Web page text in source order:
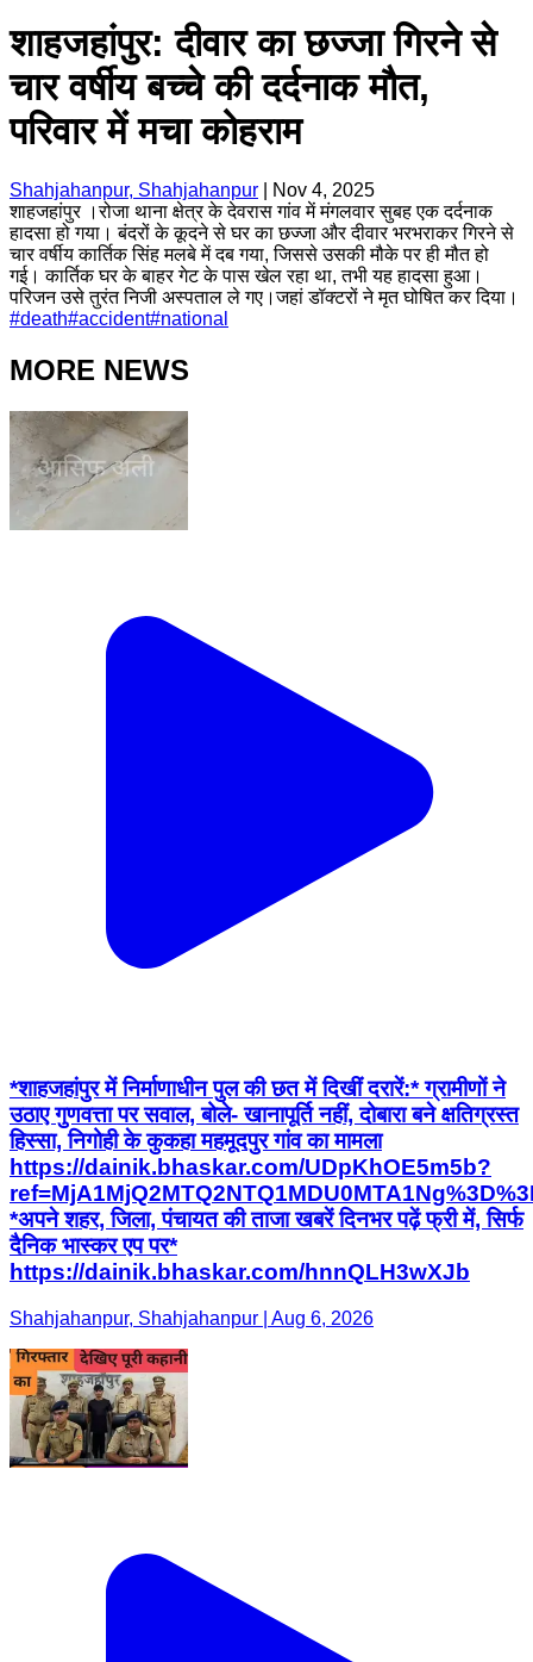
शाहजहांपुर: दीवार का छज्जा गिरने से
चार वर्षीय बच्चे की दर्दनाक मौत,
परिवार में मचा कोहराम
Shahjahanpur, Shahjahanpur
Nov 4, 2025
शाहजहांपुर ।रोजा थाना क्षेत्र के देवरास गांव में मंगलवार सुबह एक दर्दनाक
हादसा हो गया। बंदरों के कूदने से घर का छज्जा और दीवार भरभराकर गिरने से
चार वर्षीय कार्तिक सिंह मलबे में दब गया, जिससे उसकी मौके पर ही मौत हो
गई। कार्तिक घर के बाहर गेट के पास खेल रहा था, तभी यह हादसा हुआ।
परिजन उसे तुरंत निजी अस्पताल ले गए।जहां डॉक्टरों ने मृत घोषित कर दिया।
#death#accident#national
MORE NEWS
*शाहजहांपुर में निर्माणाधीन पुल की छत में दिखीं दरारें:* ग्रामीणों ने
उठाए गुणवत्ता पर सवाल, बोले- खानापूर्ति नहीं, दोबारा बने क्षतिग्रस्त
हिस्सा, निगोही के कुकहा महमूदपुर गांव का मामला
https://dainik.bhaskar.com/UDpKhOE5m5b?
*अपने शहर, जिला, पंचायत की ताजा खबरें दिनभर पढ़ें फ्री में, सिर्फ
दैनिक भास्कर एप पर*
https://dainik.bhaskar.com/hnnQLH3wXJb
Shahjahanpur, Shahjahanpur | Aug 6, 2026